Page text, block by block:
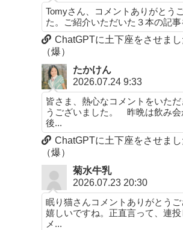
Tomyさん、コメントありがとう
た。ご紹介いただいた３本の記
ChatGPTに土下座をさせまし
（爆）
たかけん
2026.07.24 9:33
皆さま、熱心なコメントをいただ
うございました。 昨晩は飲み会
後...
ChatGPTに土下座をさせまし
（爆）
菊水牛乳
2026.07.23 20:30
眠り猫さんコメントありがとうご
嬉しいですね。正直言って、連投
メ...